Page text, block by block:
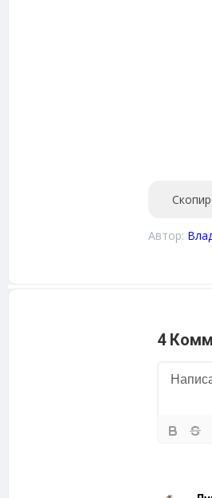
Автор:
4